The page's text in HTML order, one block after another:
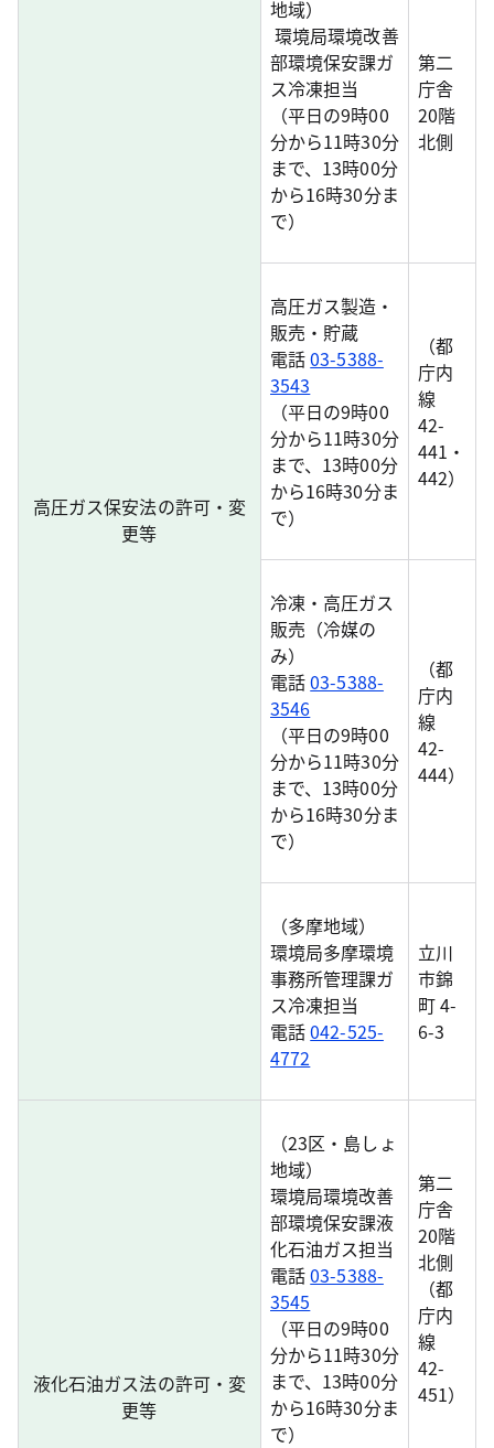
高圧ガス保安法の許可・変
更等
地域）
環境局環境改善
部環境保安課ガ
ス冷凍担当
（平日の9時00
分から11時30分
まで、13時00分
から16時30分ま
で）
第二
庁舎
20階
北側
高圧ガス製造・
販売・貯蔵
電話03-5388-
3543
（平日の9時00
分から11時30分
まで、13時00分
から16時30分ま
で）
（都
庁内
線
42-
441・
442）
冷凍・高圧ガス
販売（冷媒の
み）
電話03-5388-
3546
（平日の9時00
分から11時30分
まで、13時00分
から16時30分ま
で）
（都
庁内
線
42-
444）
（多摩地域）
環境局多摩環境
事務所管理課ガ
ス冷凍担当
電話042-525-
4772
立川
市錦
町 4-
6-3
液化石油ガス法の許可・変
更等
（23区・島しょ
地域）
環境局環境改善
部環境保安課液
化石油ガス担当
電話03-5388-
3545
（平日の9時00
分から11時30分
まで、13時00分
から16時30分ま
で）
第二
庁舎
20階
北側
（都
庁内
線
42-
451）